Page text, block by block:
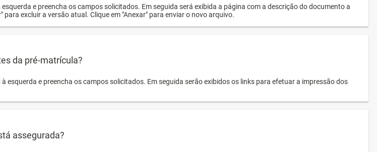
e preencha os campos solicitados. Em seguida será exibida a página com a descrição do documento a
para excluir a versão atual. Clique em "Anexar" para enviar o novo arquivo.
da pré-matrícula?
esquerda e preencha os campos solicitados. Em seguida serão exibidos os links para efetuar a impressão dos
assegurada?